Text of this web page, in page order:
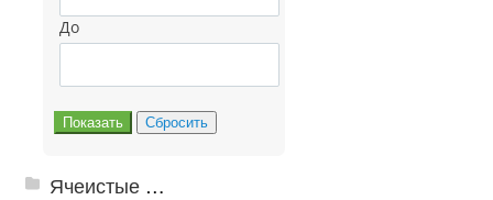
До
Ячеистые грязезащитные покрытия